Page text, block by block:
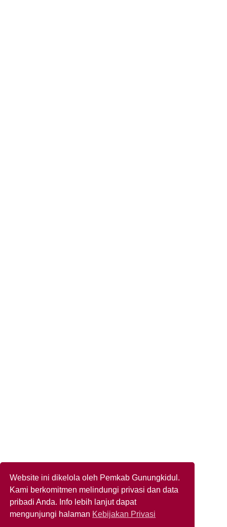
Website ini dikelola oleh Pemkab Gunungkidul.
Kami berkomitmen melindungi privasi dan data
pribadi Anda. Info lebih lanjut dapat
mengunjungi halaman Kebijakan Privasi